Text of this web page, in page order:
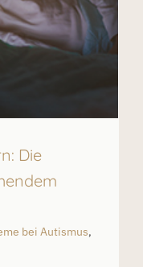
Die
bei Autismus,